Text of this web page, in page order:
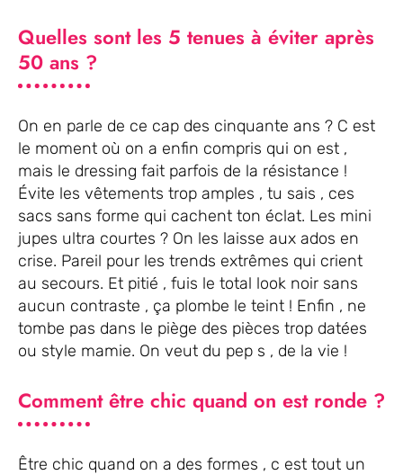
Quelles sont les 5 tenues à éviter après
50 ans ?
On en parle de ce cap des cinquante ans ? C est
le moment où on a enfin compris qui on est ,
mais le dressing fait parfois de la résistance !
Évite les vêtements trop amples , tu sais , ces
sacs sans forme qui cachent ton éclat. Les mini
jupes ultra courtes ? On les laisse aux ados en
crise. Pareil pour les trends extrêmes qui crient
au secours. Et pitié , fuis le total look noir sans
aucun contraste , ça plombe le teint ! Enfin , ne
tombe pas dans le piège des pièces trop datées
ou style mamie. On veut du pep s , de la vie !
Comment être chic quand on est ronde ?
Être chic quand on a des formes , c est tout un